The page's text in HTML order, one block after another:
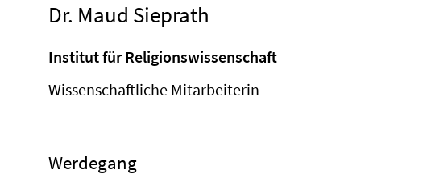
Dr. Maud Sieprath
Institut für Religionswissenschaft
Wissenschaftliche Mitarbeiterin
Werdegang